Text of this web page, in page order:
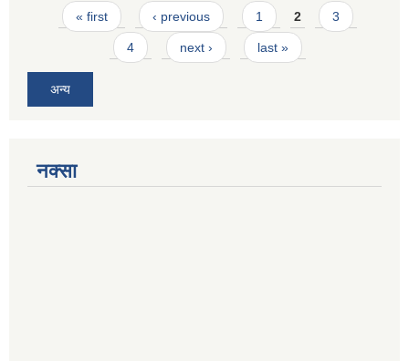
Pages
« first ‹ previous 1 2 3
4 next › last »
अन्य
नक्सा